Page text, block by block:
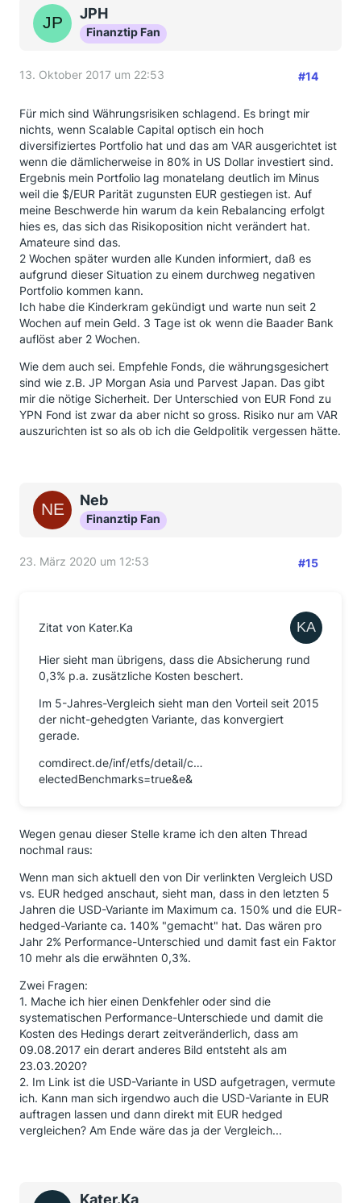
JPH
Finanztip Fan
13. Oktober 2017 um 22:53 #14
Für mich sind Währungsrisiken schlagend. Es bringt mir
nichts, wenn Scalable Capital optisch ein hoch
diversifiziertes Portfolio hat und das am VAR ausgerichtet ist
wenn die dämlicherweise in 80% in US Dollar investiert sind.
Ergebnis mein Portfolio lag monatelang deutlich im Minus
weil die $/EUR Parität zugunsten EUR gestiegen ist. Auf
meine Beschwerde hin warum da kein Rebalancing erfolgt
hies es, das sich das Risikoposition nicht verändert hat.
Amateure sind das.
2 Wochen später wurden alle Kunden informiert, daß es
aufgrund dieser Situation zu einem durchweg negativen
Portfolio kommen kann.
Ich habe die Kinderkram gekündigt und warte nun seit 2
Wochen auf mein Geld. 3 Tage ist ok wenn die Baader Bank
auflöst aber 2 Wochen.
Wie dem auch sei. Empfehle Fonds, die währungsgesichert
sind wie z.B. JP Morgan Asia und Parvest Japan. Das gibt
mir die nötige Sicherheit. Der Unterschied von EUR Fond zu
YPN Fond ist zwar da aber nicht so gross. Risiko nur am VAR
auszurichten ist so als ob ich die Geldpolitik vergessen hätte.
Neb
Finanztip Fan
23. März 2020 um 12:53 #15
Zitat von Kater.Ka
Hier sieht man übrigens, dass die Absicherung rund
0,3% p.a. zusätzliche Kosten beschert.
Im 5-Jahres-Vergleich sieht man den Vorteil seit 2015
der nicht-gehedgten Variante, das konvergiert
gerade.
comdirect.de/inf/etfs/detail/c…
electedBenchmarks=true&e&
Wegen genau dieser Stelle krame ich den alten Thread
nochmal raus:
Wenn man sich aktuell den von Dir verlinkten Vergleich USD
vs. EUR hedged anschaut, sieht man, dass in den letzten 5
Jahren die USD-Variante im Maximum ca. 150% und die EUR-
hedged-Variante ca. 140% "gemacht" hat. Das wären pro
Jahr 2% Performance-Unterschied und damit fast ein Faktor
10 mehr als die erwähnten 0,3%.
Zwei Fragen:
1. Mache ich hier einen Denkfehler oder sind die
systematischen Performance-Unterschiede und damit die
Kosten des Hedings derart zeitveränderlich, dass am
09.08.2017 ein derart anderes Bild entsteht als am
23.03.2020?
2. Im Link ist die USD-Variante in USD aufgetragen, vermute
ich. Kann man sich irgendwo auch die USD-Variante in EUR
auftragen lassen und dann direkt mit EUR hedged
vergleichen? Am Ende wäre das ja der Vergleich...
Kater.Ka